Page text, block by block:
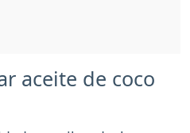
aceite de coco